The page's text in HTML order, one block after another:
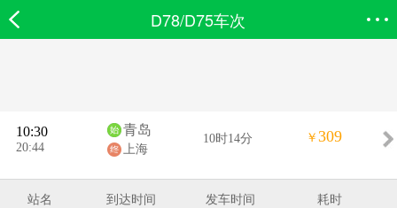
D78/D75车次
10:30
20:44
青岛
上海
10时14分 ￥ 309
站名 到达时间 发车时间 耗时